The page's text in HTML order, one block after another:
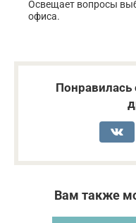
Освещает вопросы
офиса.
Понравилась
Вам также